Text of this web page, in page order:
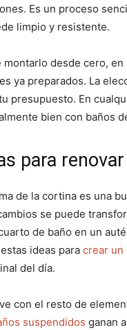
Es un proceso
limpio y resistente.
montarlo desde cero,
ya preparados. La
presupuesto. En
bien con baños
para
de la cortina es una
se puede
de baño en un
ideas para crear un
del día.
con el resto de
suspendidos ganan